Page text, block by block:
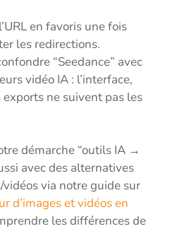
en favoris une fois
les redirections.
“Seedance” avec
vidéo IA : l’interface,
ne suivent pas les
démarche “outils IA →
avec des alternatives
via notre guide sur
d’images et vidéos en
les différences de